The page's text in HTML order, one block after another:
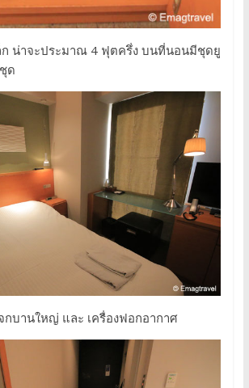
น่าจะประมาณ 4 ฟุตครึ่ง บนที่นอนมีชุดยู
ด
กบานใหญ่ และ เครื่องฟอกอากาศ